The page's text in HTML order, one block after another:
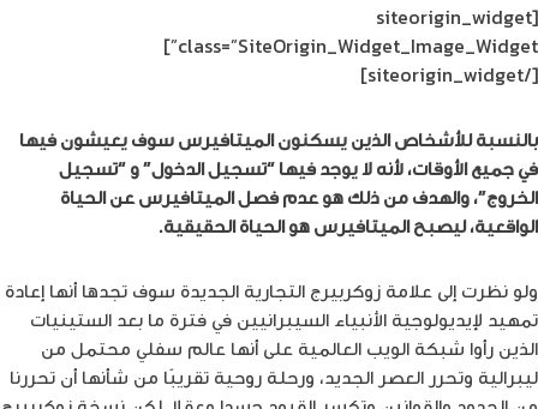
[siteorigin_widget
class=”SiteOrigin_Widget_Image_Widget”]
[/siteorigin_widget]
بالنسبة للأشخاص الذين يسكنون الميتافيرس سوف يعيشون فيها
في جميع الأوقات، لأنه لا يوجد فيها “تسجيل الدخول” و “تسجيل
الخروج”، والهدف من ذلك هو عدم فصل الميتافيرس عن الحياة
الواقعية، ليصبح الميتافيرس هو الحياة الحقيقية.
ولو نظرت إلى علامة زوكربيرج التجارية الجديدة سوف تجدها أنها إعادة
تمهيد لإيديولوجية الأنبياء السيبرانيين في فترة ما بعد الستينيات
الذين رأوا شبكة الويب العالمية على أنها عالم سفلي محتمل من
ليبرالية وتحرر العصر الجديد، ورحلة روحية تقريبًا من شأنها أن تحررنا